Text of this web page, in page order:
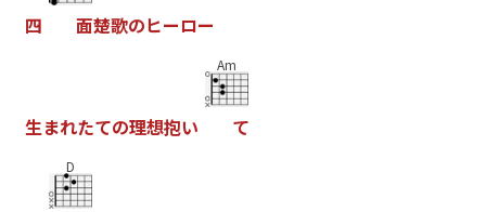
四 面楚歌のヒーロー
生まれたての理想抱い
Am
て
D